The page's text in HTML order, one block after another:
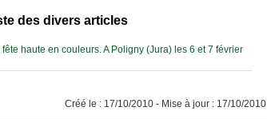
des divers articles
haute en couleurs. A Poligny (Jura) les 6 et 7 février
Créé le : 17/10/2010 - Mise à jour : 17/10/2010